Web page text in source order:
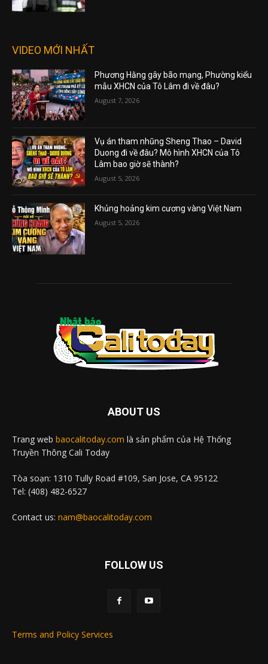
VIDEO MỚI NHẤT
Phương Hằng gây bão mạng, Phường kiểu
mẫu XHCN của Tô Lâm đi về đâu?
August 7, 2026
Vụ án tham nhũng Sheng Thao – David
Duong đi về đâu? Mô hình XHCN của Tô
Lâm bao giờ sẽ thành?
August 5, 2026
Khủng hoảng kim cương vàng Việt Nam
August 5, 2026
ABOUT US
Trang web baocalitoday.com là sản phẩm của Hệ Thống
Truyền Thông Cali Today
Tòa soạn: 1310 Tully Road #109, San Jose, CA 95122
Tel: (408) 482-6527
Contact us: nam@baocalitoday.com
FOLLOW US
Terms and Policy Services